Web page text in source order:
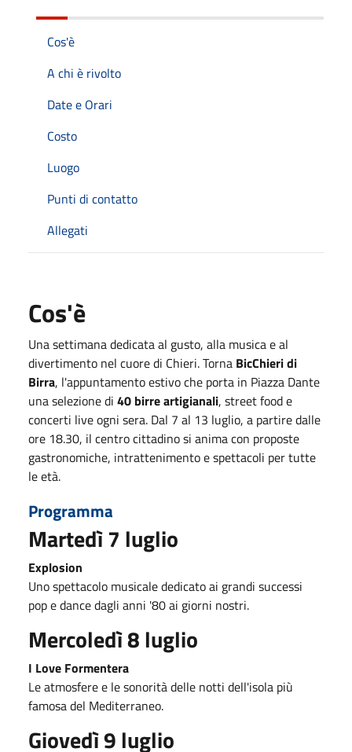
Cos'è
A chi è rivolto
Date e Orari
Costo
Luogo
Punti di contatto
Allegati
Cos'è
Una settimana dedicata al gusto, alla musica e al
divertimento nel cuore di Chieri. Torna BicChieri di
Birra, l'appuntamento estivo che porta in Piazza Dante
una selezione di 40 birre artigianali, street food e
concerti live ogni sera. Dal 7 al 13 luglio, a partire dalle
ore 18.30, il centro cittadino si anima con proposte
gastronomiche, intrattenimento e spettacoli per tutte
le età.
Programma
Martedì 7 luglio
Explosion
Uno spettacolo musicale dedicato ai grandi successi
pop e dance dagli anni '80 ai giorni nostri.
Mercoledì 8 luglio
I Love Formentera
Le atmosfere e le sonorità delle notti dell'isola più
famosa del Mediterraneo.
Giovedì 9 luglio